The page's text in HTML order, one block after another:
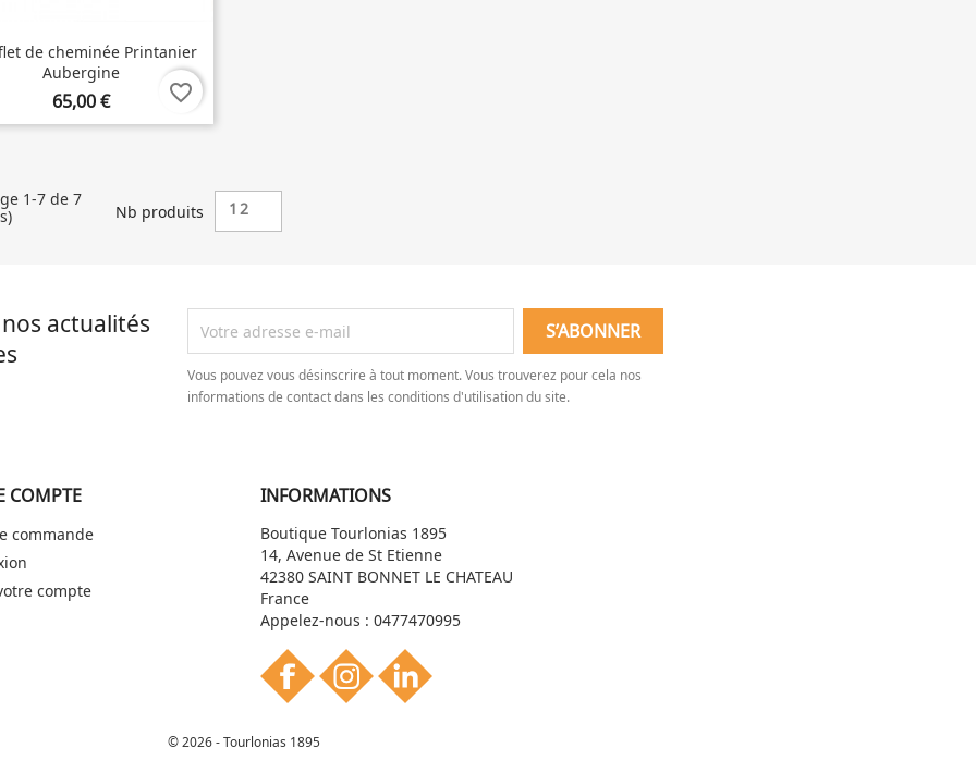
de cheminée Printanier
Aubergine
65,00 € favorite_border
1-7 de 7
Nb produits 12
actualités
Vous pouvez vous désinscrire à tout moment. Vous trouverez pour cela nos
informations de contact dans les conditions d'utilisation du site.
COMPTE
commande
compte
INFORMATIONS
Boutique Tourlonias 1895
14, Avenue de St Etienne
42380 SAINT BONNET LE CHATEAU
France
Appelez-nous : 0477470995
© 2026 - Tourlonias 1895